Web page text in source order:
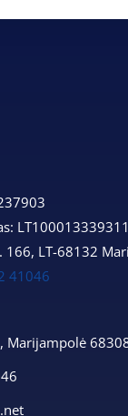
LT100013339311
166, LT-68132
41046
Marijampolė